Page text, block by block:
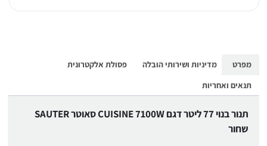
מפרט מדיניות ושירותי הובלה
פסולת אלקטרונית
תנאים ואחריות
תנור בנוי 77 ליטר דגם CUISINE 7100W סאוטר SAUTER
שחור